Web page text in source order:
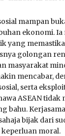
mampan
ekonomi.
yang
golongan
masyarakat
mencabar,
serta
ASEAN
bahu.
bijak dari
moral.